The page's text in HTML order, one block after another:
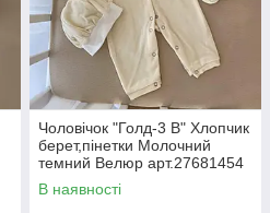
Чоловічок "Голд-3 В" Хлопчик
берет,пінетки Молочний
темний Велюр арт.27681454
Зріст 56-38(р)
В наявності